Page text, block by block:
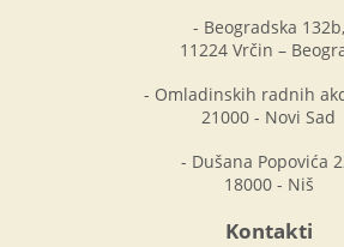
- Beogradska 132b,
11224 Vrčin –
- Omladinskih radnih
21000 - Novi Sad
- Dušana Popovića
18000 - Niš
Kontakti